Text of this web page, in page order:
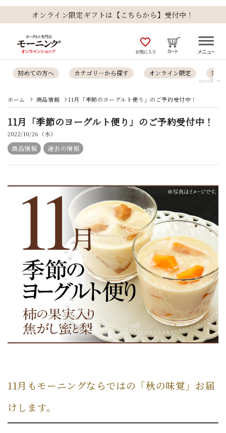
オンライン限定ギフトは【こちらから】受付中！
favorite_outline
お気に入り
初めての方へ カテゴリ―から探す オンライン限定 定番
scroll →
ホーム 商品情報 11月「季節のヨーグルト便り」のご予約受付中！
11月「季節のヨーグルト便り」のご予約受付中！
2022/10/26（水）
商品情報 過去の情報
11月もモーニングならではの「秋の味覚」お届
けします。